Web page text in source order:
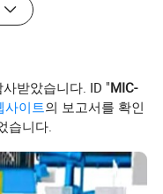
받았습니다. ID "MIC-
사이트의 보고서를 확인
습니다.